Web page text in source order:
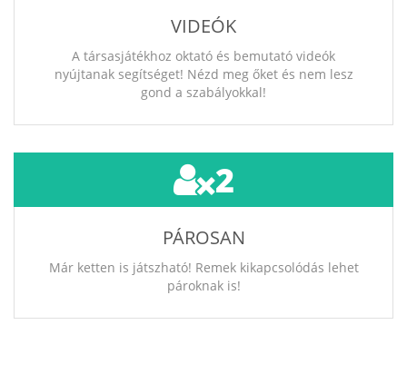
VIDEÓK
A társasjátékhoz oktató és bemutató videók
nyújtanak segítséget! Nézd meg őket és nem lesz
gond a szabályokkal!
2
PÁROSAN
Már ketten is játszható! Remek kikapcsolódás lehet
pároknak is!